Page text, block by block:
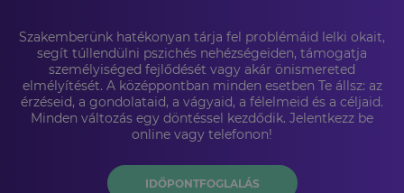
Szakemberünk hatékonyan tárja fel problémáid lelki okait,
segít túllendülni pszichés nehézségeiden, támogatja
személyiséged fejlődését vagy akár önismereted
elmélyítését. A középpontban minden esetben Te állsz: az
érzéseid, a gondolataid, a vágyaid, a félelmeid és a céljaid.
Minden változás egy döntéssel kezdődik. Jelentkezz be
online vagy telefonon!
IDŐPONTFOGLALÁS